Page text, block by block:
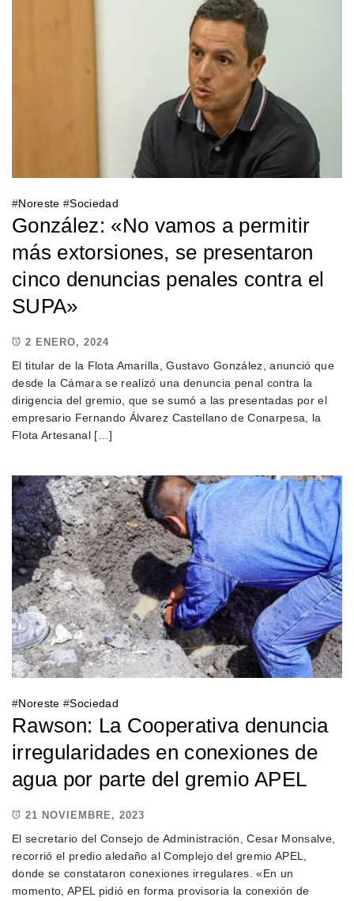
#Noreste #Sociedad
González: «No vamos a permitir
más extorsiones, se presentaron
cinco denuncias penales contra el
SUPA»
2 ENERO, 2024
El titular de la Flota Amarilla, Gustavo González, anunció que
desde la Cámara se realizó una denuncia penal contra la
dirigencia del gremio, que se sumó a las presentadas por el
empresario Fernando Álvarez Castellano de Conarpesa, la
Flota Artesanal […]
#Noreste #Sociedad
Rawson: La Cooperativa denuncia
irregularidades en conexiones de
agua por parte del gremio APEL
21 NOVIEMBRE, 2023
El secretario del Consejo de Administración, Cesar Monsalve,
recorrió el predio aledaño al Complejo del gremio APEL,
donde se constataron conexiones irregulares. «En un
momento, APEL pidió en forma provisoria la conexión de